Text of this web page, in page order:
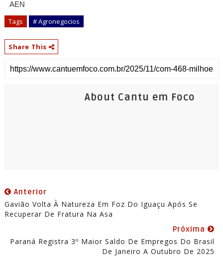
AEN
Tags # Agronegocios
Share This
About Cantu em Foco
Anterior
Gavião Volta À Natureza Em Foz Do Iguaçu Após Se
Recuperar De Fratura Na Asa
Próxima
Paraná Registra 3º Maior Saldo De Empregos Do Brasil
De Janeiro A Outubro De 2025